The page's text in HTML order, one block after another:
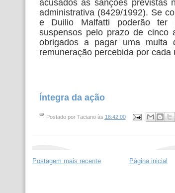
acusados às sanções previstas
administrativa (8429/1992). Se
e Duilio Malfatti poderão ter
suspensos pelo prazo de cinco
obrigados a pagar uma
remuneração percebida por cada
Íntegra da ação
Postado por Taciano às 16:42:00
Postagem mais recente Página inicial